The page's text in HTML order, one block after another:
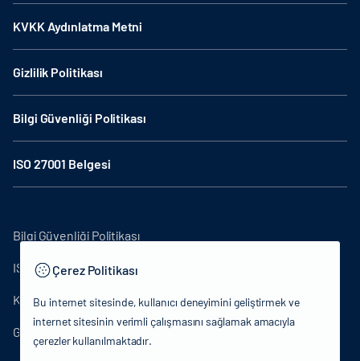
KVKK Aydınlatma Metni
Gizlilik Politikası
Bilgi Güvenliği Politikası
ISO 27001 Belgesi
Bilgi Güvenliği Politikası
ISO27001
KVKK Aydınlatma Metni
Gizlilik Politikası
Çerez Politikası
Bu internet sitesinde, kullanıcı deneyimini geliştirmek ve
internet sitesinin verimli çalışmasını sağlamak amacıyla
çerezler kullanılmaktadır.